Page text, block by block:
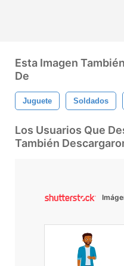
Esta Imagen
De
Juguete Soldados
Los Usuarios Que
También